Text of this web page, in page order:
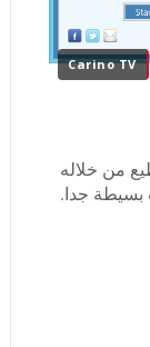
Carino TV
من خلاله
جدا.